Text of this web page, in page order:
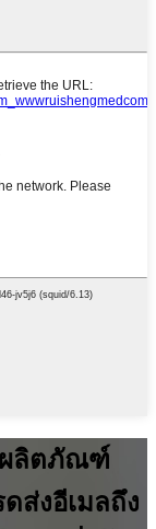
ผลิตภัณฑ์
ส่งอีเมลถึง